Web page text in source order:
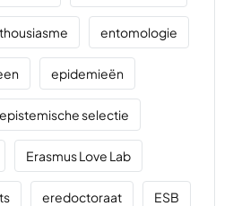
entomologie
epidemieën
epistemische selectie
Erasmus Love Lab
eredoctoraat ESB